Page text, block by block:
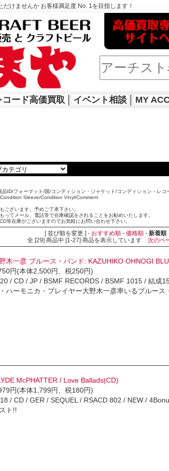
けませんか お客様満足度 No. 1を目指します！
コード高価買取 イベント相談 MY
ID/フォーマット/国/コンディション・ジャケット/コンディション・レコ
Sleeve/Condition Vinyl/Comment
ございます。予めご了承下さい。
ってメール、電話等で在庫確認をされることをお勧めいたします。
等在庫がございますのでお気軽にお問い合わせ下さい。
[ 並び順を変更 ] - おすすめ順- 価格順- 新着順
全 [29] 商品中 [1-27] 商品を表示しています 次のペ
木一彦 ブルース・バンド: KAZUHIKO OHNOGI
円(本体2,500円、税250円)
/ CD / JP / BSMF RECORDS / BSMF 1015 / 結成
ハーモニカ・プレイヤー大野木一彦率いるブルース
McPHATTER / Love Ballads(CD)
円(本体1,799円、税180円)
/ CD / GER / SEQUEL / RSACD 802 / NEW /
ト!!